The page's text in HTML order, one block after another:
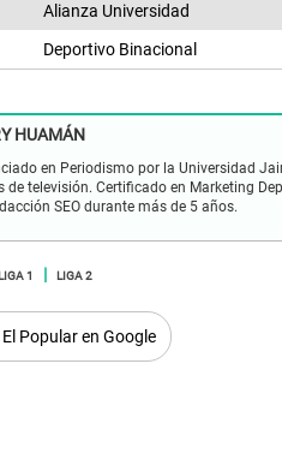
Alianza Universidad
Deportivo Binacional
HUAMÁN
en Periodismo por la Universidad
de televisión. Certificado en Marketing
SEO durante más de 5 años.
1 LIGA 2
Popular en Google